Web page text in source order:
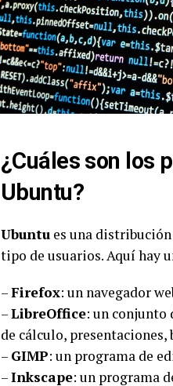
¿Cuáles son los
Ubuntu?
Ubuntu es una
tipo de usuarios. Aquí hay
–Firefox: un navegador
–LibreOffice: un conjunto
de cálculo, presentaciones,
– GIMP: un programa de
–Inkscape: un programa